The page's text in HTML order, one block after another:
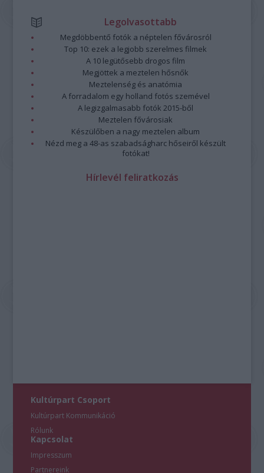
Legolvasottabb
Megdöbbentő fotók a néptelen fővárosról
Top 10: ezek a legjobb szerelmes filmek
A 10 legütősebb drogos film
Megjöttek a meztelen hősnők
Meztelenség és anatómia
A forradalom egy holland fotós szemével
A legizgalmasabb fotók 2015-ből
Meztelen fővárosiak
Készülőben a nagy meztelen album
Nézd meg a 48-as szabadságharc hőseiről készült
fotókat!
Hírlevél feliratkozás
Kultúrpart Csoport
Kultúrpart Kommunikáció
Rólunk
Kapcsolat
Impresszum
Partnereink